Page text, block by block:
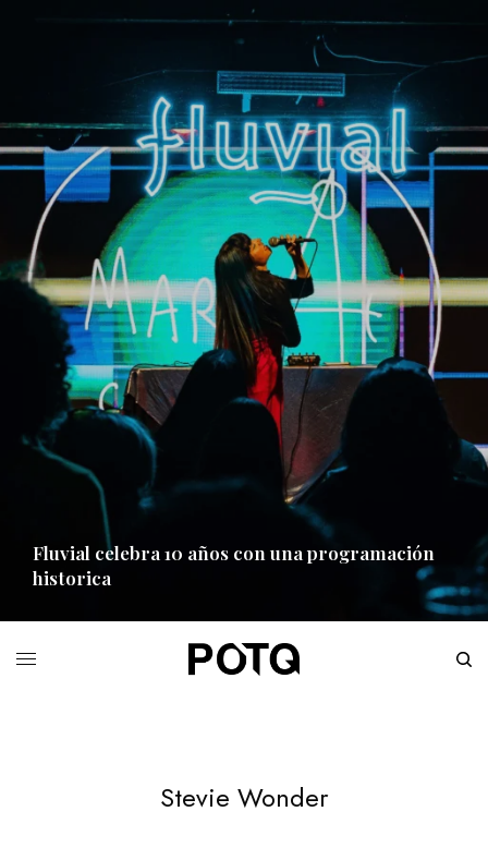
Fluvial celebra 10 años con una programación
historica
Stevie Wonder